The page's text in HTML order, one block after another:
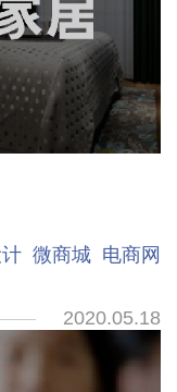
微商城 电商网
2020.05.18